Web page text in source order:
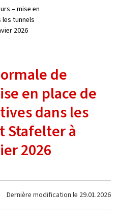
– mise en
tunnels
2026
de
en place de
dans les
Stafelter à
2026
Dernière modification le 29.01.2026